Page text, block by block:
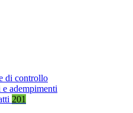
di controllo
adempimenti
201